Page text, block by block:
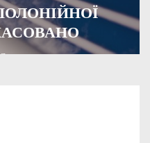
2020 3739